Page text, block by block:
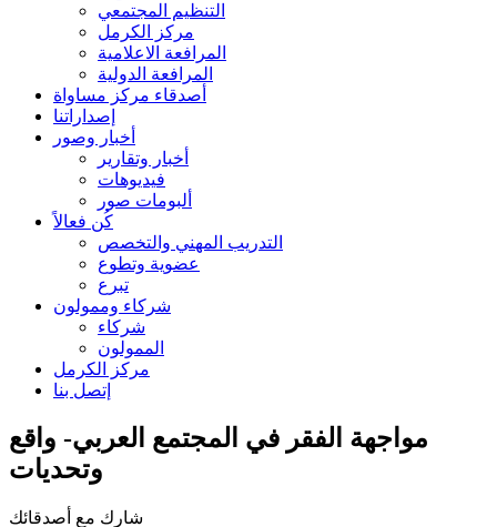
التنظيم المجتمعي
مركز الكرمل
المرافعة الاعلامية
المرافعة الدولية
أصدقاء مركز مساواة
إصداراتنا
أخبار وصور
أخبار وتقارير
فيديوهات
ألبومات صور
كُن فعالاً
التدريب المهني والتخصص
عضوية وتطوع
تبرع
شركاء وممولون
شركاء
الممولون
مركز الكرمل
إتصل بنا
مواجهة الفقر في المجتمع العربي- واقع
وتحديات
شارك مع أصدقائك